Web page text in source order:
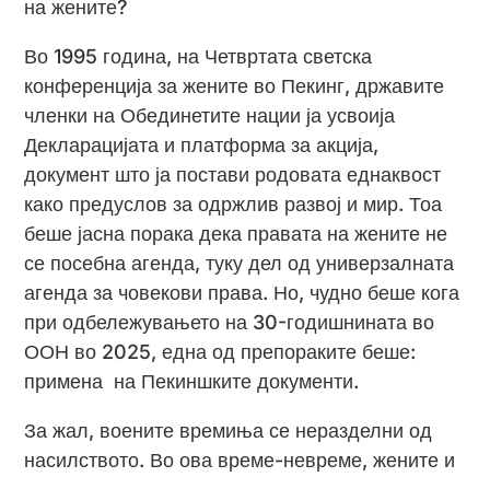
на жените?
Во 1995 година, на Четвртата светска
конференција за жените во Пекинг, државите
членки на Обединетите нации ја усвоија
Декларацијата и платформа за акција,
документ што ја постави родовата еднаквост
како предуслов за одржлив развој и мир. Тоа
беше јасна порака дека правата на жените не
се посебна агенда, туку дел од универзалната
агенда за човекови права. Но, чудно беше кога
при одбележувањето на 30-годишнината во
ООН во 2025, една од препораките беше:
примена на Пекиншките документи.
За жал, воените времиња се неразделни од
насилството. Во ова време-невреме, жените и